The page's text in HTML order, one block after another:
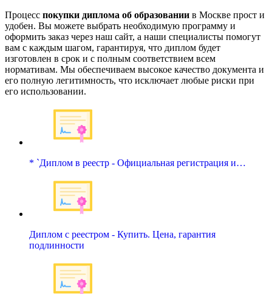
Процесс покупки диплома об образовании в Москве прост и
удобен. Вы можете выбрать необходимую программу и
оформить заказ через наш сайт, а наши специалисты помогут
вам с каждым шагом, гарантируя, что диплом будет
изготовлен в срок и с полным соответствием всем
нормативам. Мы обеспечиваем высокое качество документа и
его полную легитимность, что исключает любые риски при
его использовании.
* `Диплом в реестр - Официальная регистрация и…
Диплом с реестром - Купить. Цена, гарантия
подлинности